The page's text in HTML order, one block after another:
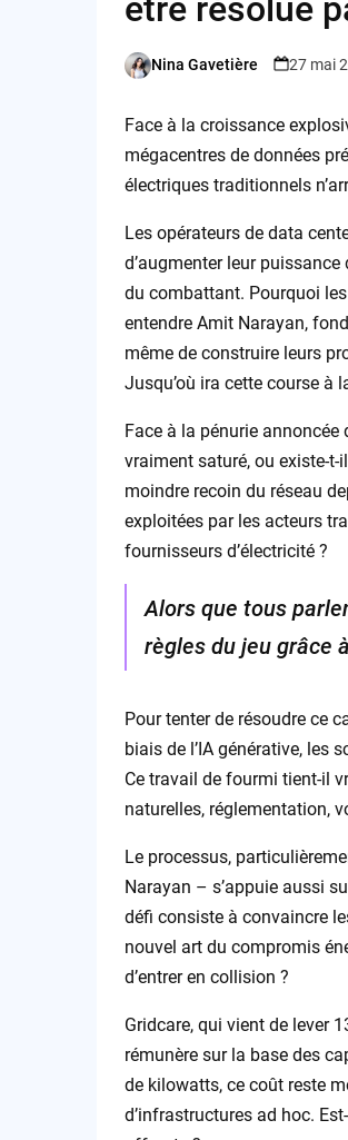
être résolue
Posted
Nina Gavetière 27 mai
Face à la croissance
mégacentres de données
électriques traditionnels
Les opérateurs de data
d’augmenter leur
du combattant. Pourquoi
entendre Amit Narayan,
même de construire leurs
Jusqu’où ira cette course à
Face à la pénurie
vraiment saturé, ou existe-t-
moindre recoin du réseau
exploitées par les acteurs
fournisseurs d’électricité ?
Alors que tous
règles du jeu grâce
Pour tenter de résoudre ce
biais de l’IA générative, les
Ce travail de fourmi tient-il
naturelles, réglementation,
Le processus,
Narayan – s’appuie aussi
défi consiste à convaincre
nouvel art du compromis
d’entrer en collision ?
Gridcare, qui vient de lever
rémunère sur la base des
de kilowatts, ce coût reste
d’infrastructures ad hoc.